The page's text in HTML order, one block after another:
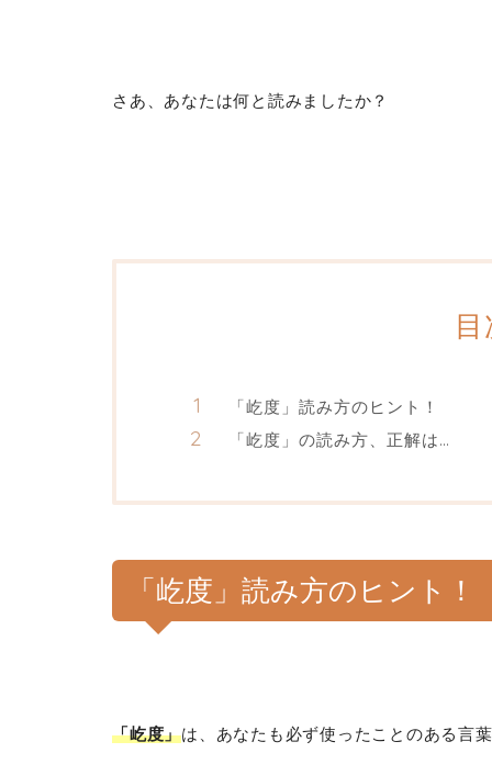
さあ、あなたは何と読みましたか？
目
「屹度」読み方のヒント！
「屹度」の読み方、正解は…
「屹度」読み方のヒント！
「屹度」は、あなたも必ず使ったことのある言葉